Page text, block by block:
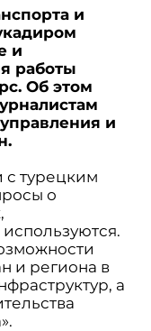
и
и
работы
Об этом
и
с турецким
о
и региона в
а